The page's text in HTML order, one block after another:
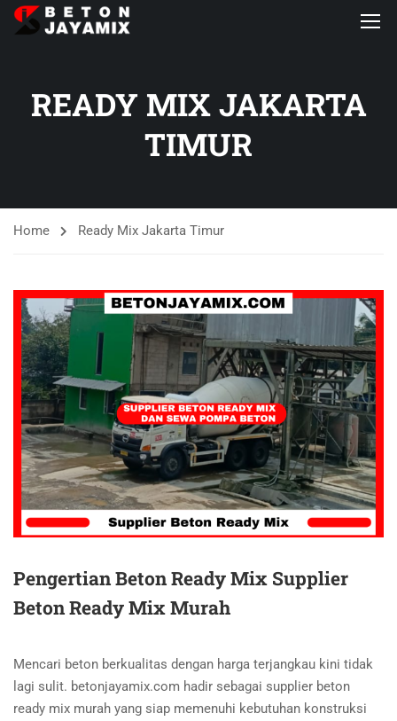
READY MIX JAKARTA
TIMUR
Home Ready Mix Jakarta Timur
Pengertian Beton Ready Mix Supplier
Beton Ready Mix Murah
Mencari beton berkualitas dengan harga terjangkau kini tidak
lagi sulit. betonjayamix.com hadir sebagai supplier beton
ready mix murah yang siap memenuhi kebutuhan konstruksi